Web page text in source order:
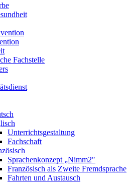
Fachstelle
Unterrichtsgestaltung
Fachschaft
Sprachenkonzept „Nimm2″
Französisch als Zweite Fremdsprache
Fahrten und Austausch